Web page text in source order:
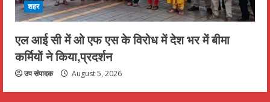
शहर
एल आई सी में ओ एफ एस के विरोध में देश भर में बीमा
कर्मियों ने किया,प्रदर्शन
उप संपादक August 5, 2026